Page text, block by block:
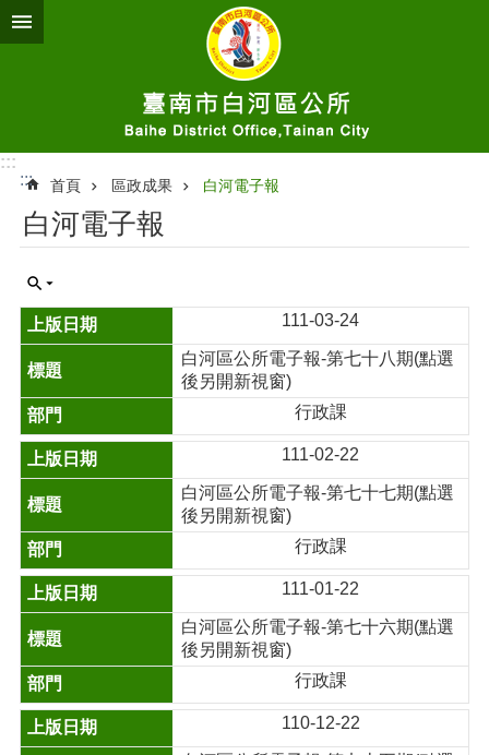
跳到主要內容區塊
:::
:::
首頁 區政成果 白河電子報
白河電子報
111-03-24
白河區公所電子報-第七十八期(點選
後另開新視窗)
行政課
111-02-22
白河區公所電子報-第七十七期(點選
後另開新視窗)
行政課
111-01-22
白河區公所電子報-第七十六期(點選
後另開新視窗)
行政課
110-12-22